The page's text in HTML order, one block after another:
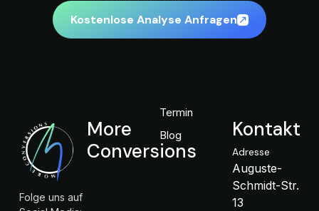
Kostenlose Analyse Anfragen
Kontakt
Adresse
Auguste-
Schmidt-Str.
13
Termin
Blog
More
Conversions
Folge uns auf